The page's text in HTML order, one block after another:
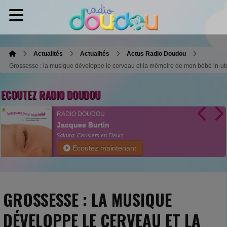
Actualités Actualités
Actus Radio Doudou
Grossesse : la musique développe le cerveau et la mémoire de mon bébé in-
ECOUTEZ RADIO DOUDOU
RADIO DOUDOU
Jacques Burtin
Sakura: Cerisiers en Fleurs
Ecoutez maintenant
GROSSESSE : LA MUSIQUE
DÉVELOPPE LE CERVEAU ET LA